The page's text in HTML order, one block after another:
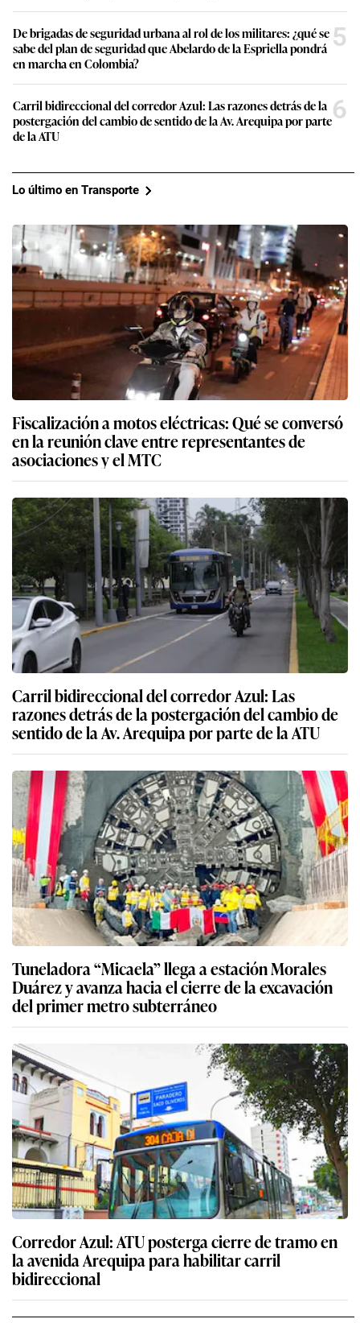
De brigadas de seguridad urbana al rol de los militares: ¿qué se
sabe del plan de seguridad que Abelardo de la Espriella pondrá
en marcha en Colombia?
5
Carril bidireccional del corredor Azul: Las razones detrás de la
postergación del cambio de sentido de la Av. Arequipa por parte
de la ATU
6
Lo último en Transporte
Fiscalización a motos eléctricas: Qué se conversó
en la reunión clave entre representantes de
asociaciones y el MTC
Carril bidireccional del corredor Azul: Las
razones detrás de la postergación del cambio de
sentido de la Av. Arequipa por parte de la ATU
Tuneladora “Micaela” llega a estación Morales
Duárez y avanza hacia el cierre de la excavación
del primer metro subterráneo
Corredor Azul: ATU posterga cierre de tramo en
la avenida Arequipa para habilitar carril
bidireccional